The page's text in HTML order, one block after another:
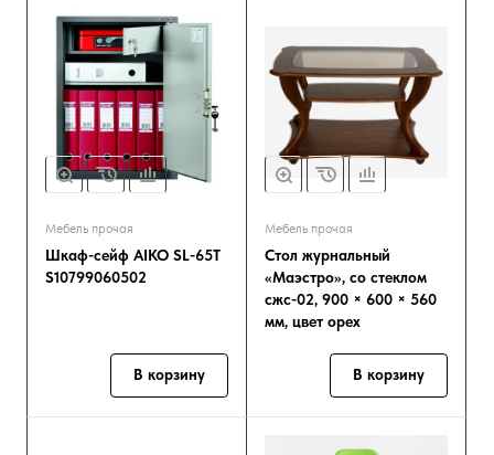
Мебель прочая
Шкаф-сейф AIKO SL-65T
S10799060502
В корзину
Мебель прочая
Стол журнальный
«Маэстро», со стеклом
сжс-02, 900 × 600 × 560
мм, цвет орех
В корзину